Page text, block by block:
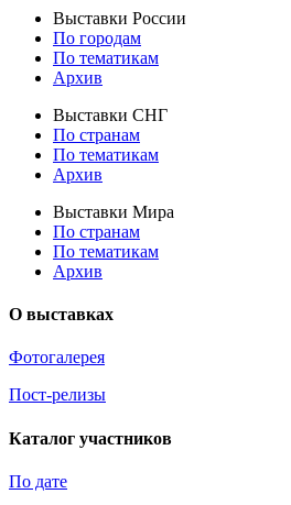
Выставки России
По городам
По тематикам
Архив
Выставки СНГ
По странам
По тематикам
Архив
Выставки Мира
По странам
По тематикам
Архив
О выставках
Фотогалерея
Пост-релизы
Каталог участников
По дате